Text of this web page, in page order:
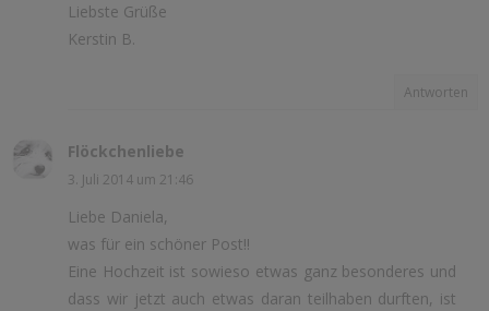
Liebste Grüße
Kerstin B.
Antworten
Flöckchenliebe
3. Juli 2014 um 21:46
Liebe Daniela,
was für ein schöner Post!!
Eine Hochzeit ist sowieso etwas ganz besonderes und
dass wir jetzt auch etwas daran teilhaben durften, ist